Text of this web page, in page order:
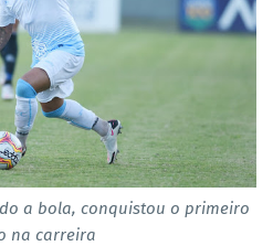
a bola, conquistou o primeiro
na carreira